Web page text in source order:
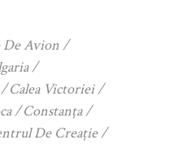
De Avion
Calea Victoriei
Constanța
De Creație